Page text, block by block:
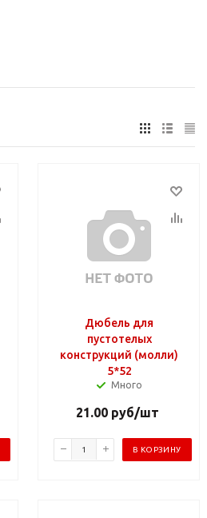
Дюбель для
пустотелых
конструкций (молли)
5*52
Много
21.00 руб/шт
В КОРЗИНУ